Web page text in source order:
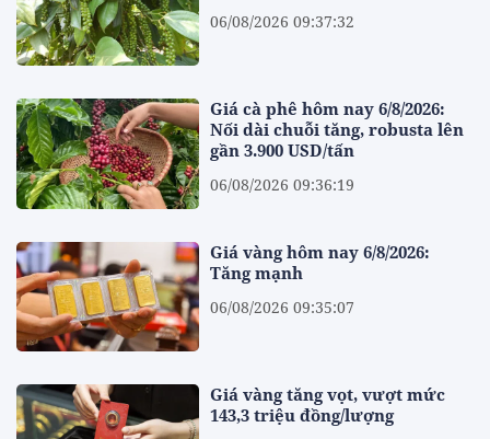
06/08/2026 09:37:32
Giá cà phê hôm nay 6/8/2026:
Nối dài chuỗi tăng, robusta lên
gần 3.900 USD/tấn
06/08/2026 09:36:19
Giá vàng hôm nay 6/8/2026:
Tăng mạnh
06/08/2026 09:35:07
Giá vàng tăng vọt, vượt mức
143,3 triệu đồng/lượng